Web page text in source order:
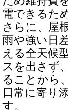
電できるた
さらに、屋
雨や強い日
える全天候
スを出さず
ることから
日常に寄り
す。